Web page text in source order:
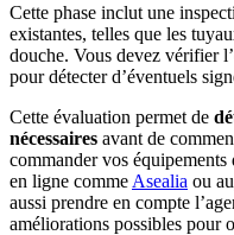
Cette phase inclut une
existantes, telles que les
douche. Vous devez vérifier
pour détecter d’éventuels
Cette évaluation permet de
nécessaires avant de
commander vos
en ligne comme Asealia ou
aussi prendre en compte
améliorations possibles pour